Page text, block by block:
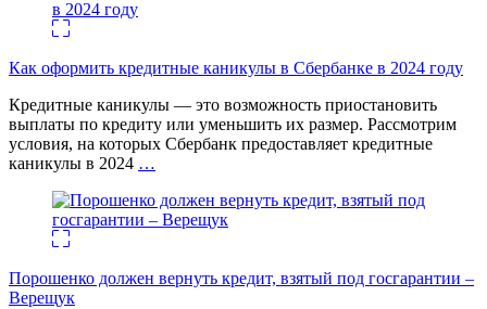
Как оформить кредитные каникулы в Сбербанке в 2024 году
Кредитные каникулы — это возможность приостановить
выплаты по кредиту или уменьшить их размер. Рассмотрим
условия, на которых Сбербанк предоставляет кредитные
каникулы в 2024 …
Порошенко должен вернуть кредит, взятый под госгарантии –
Верещук